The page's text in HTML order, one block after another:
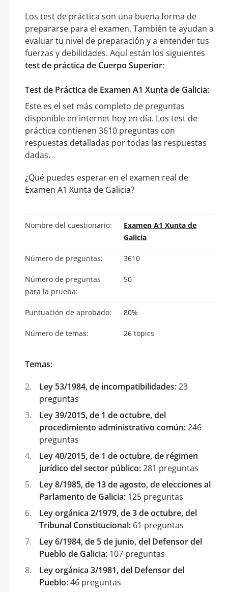
Los test de práctica son una buena forma de
prepararse para el examen. También te ayudan a
evaluar tu nivel de preparación y a entender tus
fuerzas y debilidades. Aquí están los siguientes
test de práctica de Cuerpo Superior:
Test de Práctica de Examen A1 Xunta de Galicia:
Este es el set más completo de preguntas
disponible en internet hoy en día. Los test de
práctica contienen 3610 preguntas con
respuestas detalladas por todas las respuestas
dadas.
¿Qué puedes esperar en el examen real de
Examen A1 Xunta de Galicia?
Nombre del cuestionario:
Examen A1 Xunta de
Galicia
Número de preguntas: 3610
Número de preguntas
para la prueba:
50
Puntuación de aprobado: 80%
Número de temas: 26 topics
Temas:
Ley 53/1984, de incompatibilidades:23
preguntas
Ley 39/2015, de 1 de octubre, del
procedimiento administrativo común:246
preguntas
Ley 40/2015, de 1 de octubre, de régimen
jurídico del sector público:281 preguntas
Ley 8/1985, de 13 de agosto, de elecciones al
Parlamento de Galicia: 125 preguntas
Ley orgánica 2/1979, de 3 de octubre, del
Tribunal Constitucional: 61 preguntas
Ley 6/1984, de 5 de junio, del Defensor del
Pueblo de Galicia: 107 preguntas
Ley orgánica 3/1981, del Defensor del
Pueblo:46 preguntas